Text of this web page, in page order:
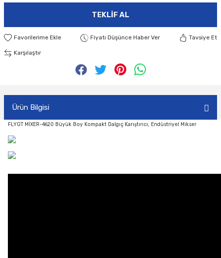
TEKLIF AL
Fiyatı Düşünce Haber Ver Tavsiye Et
Karşılaştır
Ürün Bilgisi
FLYGT MİXER-4620 Büyük Boy Kompakt Dalgıç Karıştırıcı, Endüstriyel Mikser